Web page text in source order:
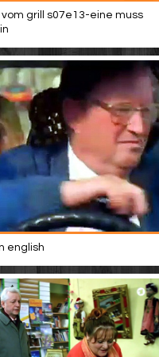
grill s07e13-eine muss
english